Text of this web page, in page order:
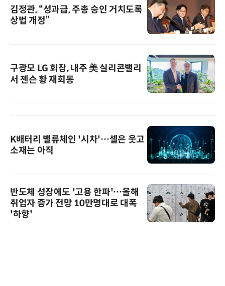
김정관, “성과급, 주총 승인 거치도록
상법 개정”
구광모 LG 회장, 내주 美 실리콘밸리
서 젠슨 황 재회동
K배터리 밸류체인 '시차'…셀은 웃고
소재는 아직
반도체 성장에도 '고용 한파'…올해
취업자 증가 전망 10만명대로 대폭
'하향'